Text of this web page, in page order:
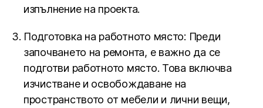
изпълнение на проекта.
Подготовка на работното място: Преди
започването на ремонта, е важно да се
подготви работното място. Това включва
изчистване и освобождаване на
пространството от мебели и лични вещи,